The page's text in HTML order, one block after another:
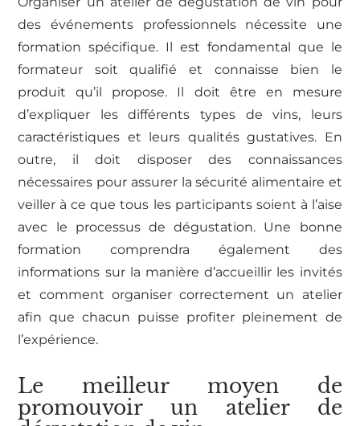
des événements professionnels nécessite une
formation spécifique. Il est fondamental que le
formateur soit qualifié et connaisse bien le
produit qu’il propose. Il doit être en mesure
d’expliquer les différents types de vins, leurs
caractéristiques et leurs qualités gustatives. En
outre, il doit disposer des connaissances
nécessaires pour assurer la sécurité alimentaire et
veiller à ce que tous les participants soient à l’aise
avec le processus de dégustation. Une bonne
formation comprendra également des
informations sur la manière d’accueillir les invités
et comment organiser correctement un atelier
afin que chacun puisse profiter pleinement de
l’expérience.
Le meilleur moyen de
promouvoir un atelier de